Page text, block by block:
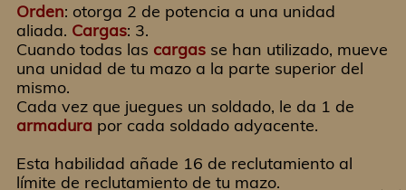
Orden: otorga 2 de potencia a una unidad
aliada. Cargas: 3.
Cuando todas las cargas se han utilizado, mueve
una unidad de tu mazo a la parte superior del
mismo.
Cada vez que juegues un soldado, le da 1 de
armadura por cada soldado adyacente.
Esta habilidad añade 16 de reclutamiento al
límite de reclutamiento de tu mazo.